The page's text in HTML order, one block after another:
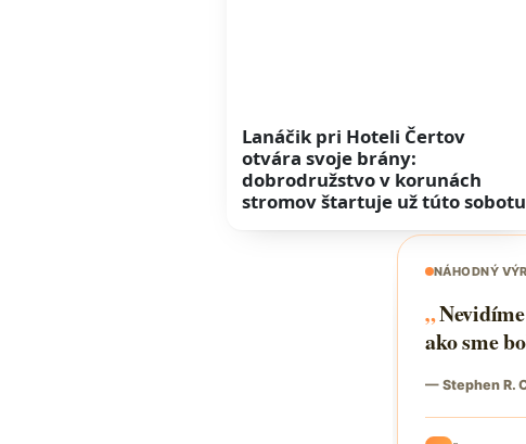
Lanáčik pri Hoteli Čertov
otvára svoje brány:
dobrodružstvo v korunách
stromov štartuje už túto sobotu